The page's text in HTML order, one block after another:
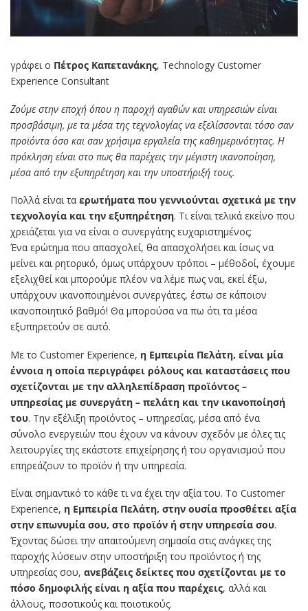
γράφει ο Πέτρος Καπετανάκης, Technology Customer
Experience Consultant
Ζούμε στην εποχή όπου η παροχή αγαθών και υπηρεσιών είναι
προσβάσιμη, με τα μέσα της τεχνολογίας να εξελίσσονται τόσο σαν
προϊόντα όσο και σαν χρήσιμα εργαλεία της καθημερινότητας. Η
πρόκληση είναι στο πως θα παρέχεις την μέγιστη ικανοποίηση,
μέσα από την εξυπηρέτηση και την υποστήριξή τους.
Πολλά είναι τα ερωτήματα που γεννιούνται σχετικά με την
τεχνολογία και την εξυπηρέτηση. Τι είναι τελικά εκείνο που
χρειάζεται για να είναι ο συνεργάτης ευχαριστημένος;
Ένα ερώτημα που απασχολεί, θα απασχολήσει και ίσως να
μείνει και ρητορικό, όμως υπάρχουν τρόποι – μέθοδοί, έχουμε
εξελιχθεί και μπορούμε πλέον να λέμε πως ναι, εκεί έξω,
υπάρχουν ικανοποιημένοι συνεργάτες, έστω σε κάποιον
ικανοποιητικό βαθμό! Θα μπορούσα να πω ότι τα μέσα
εξυπηρετούν σε αυτό.
Με τo Customer Experience, η Εμπειρία Πελάτη, είναι μία
έννοια η οποία περιγράφει ρόλους και καταστάσεις που
σχετίζονται με την αλληλεπίδραση προϊόντος –
υπηρεσίας με συνεργάτη – πελάτη και την ικανοποίησή
του. Την εξέλιξη προϊόντος – υπηρεσίας, μέσα από ένα
σύνολο ενεργειών που έχουν να κάνουν σχεδόν με όλες τις
λειτουργίες της εκάστοτε επιχείρησης ή του οργανισμού που
επηρεάζουν το προϊόν ή την υπηρεσία.
Είναι σημαντικό το κάθε τι να έχει την αξία του. Το Customer
Experience, η Εμπειρία Πελάτη, στην ουσία προσθέτει αξία
στην επωνυμία σου, στο προϊόν ή στην υπηρεσία σου.
Έχοντας δώσει την απαιτούμενη σημασία στις ανάγκες της
παροχής λύσεων στην υποστήριξη του προϊόντος ή της
υπηρεσίας σου, ανεβάζεις δείκτες που σχετίζονται με το
πόσο δημοφιλής είναι η αξία που παρέχεις, αλλά και
άλλους, ποσοτικούς και ποιοτικούς.